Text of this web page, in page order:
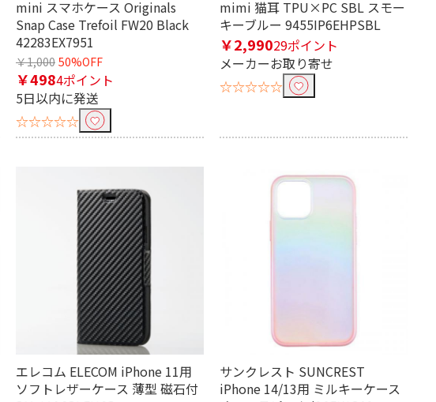
mini スマホケース Originals
Snap Case Trefoil FW20 Black
42283EX7951
￥1,000 50%OFF
￥4984ポイント
5日以内に発送
☆☆☆☆☆
mimi 猫耳 TPU×PC SBL スモー
キーブルー 9455IP6EHPSBL
￥2,99029ポイント
メーカーお取り寄せ
☆☆☆☆☆
エレコム ELECOM iPhone 11用
ソフトレザーケース 薄型 磁石付
サンクレスト SUNCREST
iPhone 14/13用 ミルキーケース